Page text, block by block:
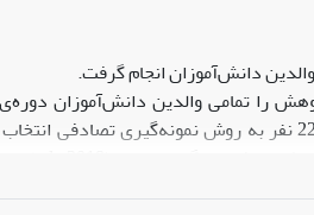
دانش‌آموزان انجام گرفت.
را تمامی والدین دانش‌آموزان
اردبیل در سال‌تحصیلی 1405-1404 تشکیل دادند که از میان آن‌ها نمونه‌ای به حجم 220